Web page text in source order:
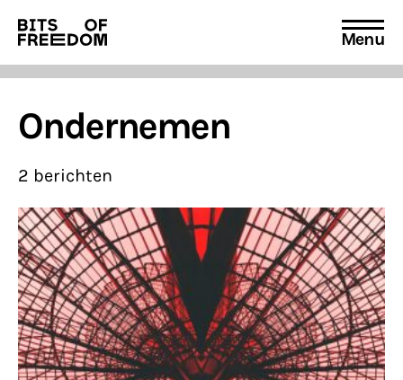
Search
for:
Menu
Ondernemen
2 berichten